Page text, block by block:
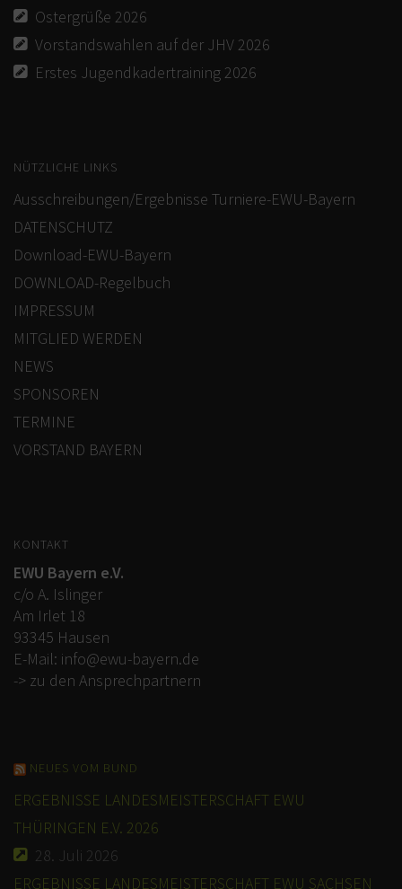
AUSSCHREIBUNGEN/ERGEBNISSE TURNIERE-EWU-
BAYERN
DOWNLOAD-EWU-BAYERN
Ostergrüße 2026
Vorstandswahlen auf der JHV 2026
Erstes Jugendkadertraining 2026
NÜTZLICHE LINKS
Ausschreibungen/Ergebnisse Turniere-EWU-Bayern
DATENSCHUTZ
Download-EWU-Bayern
DOWNLOAD-Regelbuch
IMPRESSUM
MITGLIED WERDEN
NEWS
SPONSOREN
TERMINE
VORSTAND BAYERN
KONTAKT
EWU Bayern e.V.
c/o A. Islinger
Am Irlet 18
93345 Hausen
E-Mail: info@ewu-bayern.de
-> zu den Ansprechpartnern
NEUES VOM BUND
ERGEBNISSE LANDESMEISTERSCHAFT EWU
THÜRINGEN E.V. 2026
28. Juli 2026
ERGEBNISSE LANDESMEISTERSCHAFT EWU SACHSEN